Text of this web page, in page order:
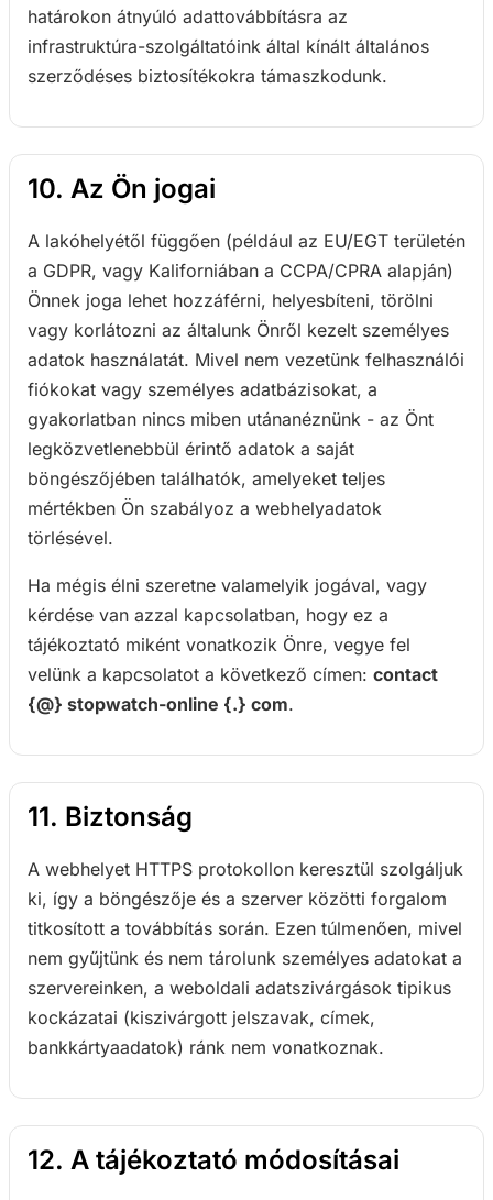
határokon átnyúló adattovábbításra az
infrastruktúra-szolgáltatóink által kínált általános
szerződéses biztosítékokra támaszkodunk.
10. Az Ön jogai
A lakóhelyétől függően (például az EU/EGT területén
a GDPR, vagy Kaliforniában a CCPA/CPRA alapján)
Önnek joga lehet hozzáférni, helyesbíteni, törölni
vagy korlátozni az általunk Önről kezelt személyes
adatok használatát. Mivel nem vezetünk felhasználói
fiókokat vagy személyes adatbázisokat, a
gyakorlatban nincs miben utánanéznünk - az Önt
legközvetlenebbül érintő adatok a saját
böngészőjében találhatók, amelyeket teljes
mértékben Ön szabályoz a webhelyadatok
törlésével.
Ha mégis élni szeretne valamelyik jogával, vagy
kérdése van azzal kapcsolatban, hogy ez a
tájékoztató miként vonatkozik Önre, vegye fel
velünk a kapcsolatot a következő címen: contact
{@} stopwatch-online {.} com.
11. Biztonság
A webhelyet HTTPS protokollon keresztül szolgáljuk
ki, így a böngészője és a szerver közötti forgalom
titkosított a továbbítás során. Ezen túlmenően, mivel
nem gyűjtünk és nem tárolunk személyes adatokat a
szervereinken, a weboldali adatszivárgások tipikus
kockázatai (kiszivárgott jelszavak, címek,
bankkártyaadatok) ránk nem vonatkoznak.
12. A tájékoztató módosításai